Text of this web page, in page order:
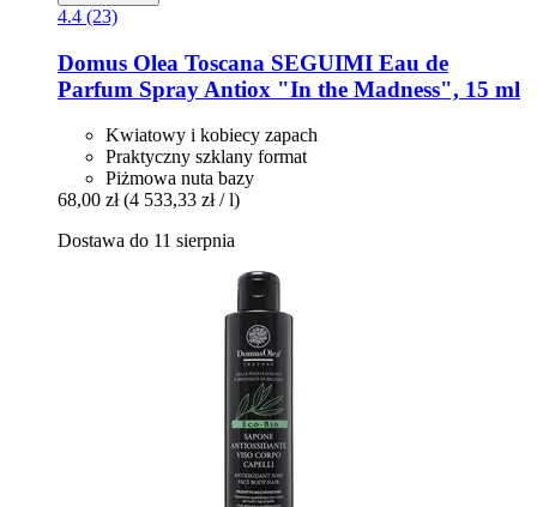
4.4 (23)
Domus Olea Toscana SEGUIMI Eau de
Parfum Spray Antiox "In the Madness", 15 ml
Kwiatowy i kobiecy zapach
Praktyczny szklany format
Piżmowa nuta bazy
68,00 zł (4 533,33 zł / l)
Dostawa do 11 sierpnia